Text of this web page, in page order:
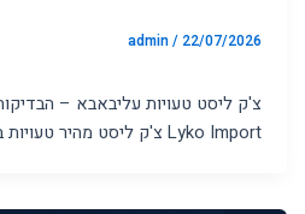
admin/ 22/07/2026
צ'ק ליסט טעויות עליבאבא –
Lyko Import צ'ק ליסט מהיר טעויות בעליבאבא –עברו לפני […]